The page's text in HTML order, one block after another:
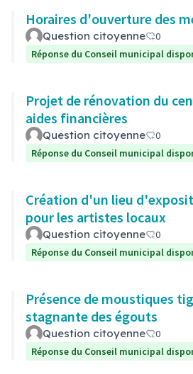
Horaires d'ouverture des
Question citoyenne
0
Réponse du Conseil municipal
Projet de rénovation du
aides financières
Question citoyenne
0
Réponse du Conseil municipal
Création d'un lieu
pour les artistes locaux
Question citoyenne
0
Réponse du Conseil municipal
Présence de moustiques
stagnante des égouts
Question citoyenne
0
Réponse du Conseil municipal